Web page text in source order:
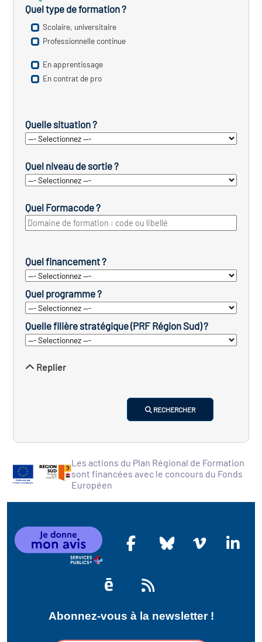
Quel type de formation ?
Scolaire, universitaire
Professionnelle continue
En apprentissage
En contrat de pro
Quelle situation ?
Quel niveau de sortie ?
Quel Formacode ?
Quel financement ?
Quel programme ?
Quelle filière stratégique (PRF Région Sud) ?
Replier
RECHERCHER
Les actions du Plan Régional de Formation
sont financées avec le concours du Fonds
Européen
Abonnez-vous à la newsletter !